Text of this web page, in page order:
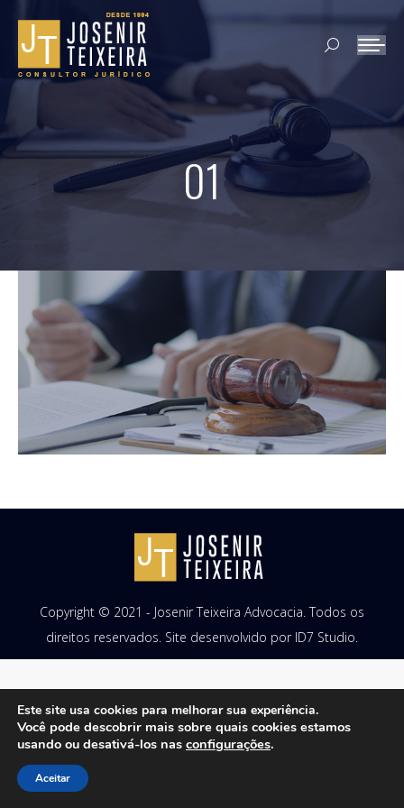
Search:
01
Copyright © 2021 - Josenir Teixeira Advocacia. Todos os
direitos reservados. Site desenvolvido por ID7 Studio.
Este site usa cookies para melhorar sua experiência.
Você pode descobrir mais sobre quais cookies estamos
usando ou desativá-los nas configurações.
Aceitar